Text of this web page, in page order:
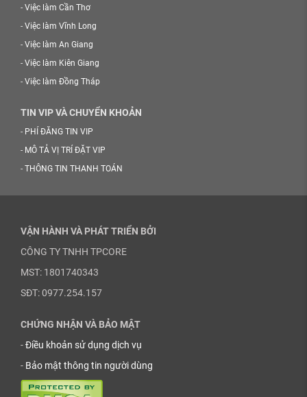
- Việc làm Cần Thơ
- Việc làm Vĩnh Long
- Việc làm An Giang
- Việc làm Kiên Giang
- Việc làm Đồng Tháp
TIN VIP VÀ CHUYỂN KHOẢN
- PHÍ ĐĂNG TIN VIP
- MÔ TẢ VỊ TRÍ ĐẶT VIP
- THÔNG TIN THANH TOÁN
VẬN HÀNH VÀ PHÁT TRIỂN BỞI
CÔNG TY TNHH TPCORE
MST: 1801740343
SĐT: 0977.254.157
CHỨNG NHẬN VÀ BẢO MẬT
-Điều khoản sử dụng dịch vụ
- Bảo mật thông tin người dùng